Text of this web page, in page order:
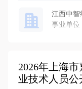
江西中智
事业单位
2026年上海
业技术人员公